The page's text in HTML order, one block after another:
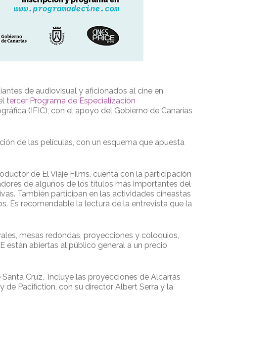
de audiovisual y aficionados al cine en
tercer Programa de Especialización
(IFIC), con el apoyo del Gobierno de Canarias
de las películas, con un esquema que apuesta
de El Viaje Films, cuenta con la participación
de algunos de los títulos más importantes del
También participan en las actividades cineastas
Es recomendable la lectura de la entrevista que la
mesas redondas, proyecciones y coloquios,
están abiertas al público general a un precio
Cruz, incluye las proyecciones de Alcarrás
de Pacifiction, con su director Albert Serra y la